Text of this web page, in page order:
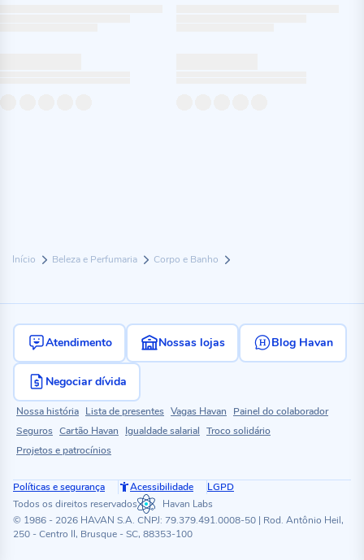
Início Beleza e Perfumaria Corpo e Banho
Atendimento Nossas lojas Blog Havan
Negociar dívida
Nossa história Lista de presentes Vagas Havan
Painel do colaborador
Seguros Cartão Havan Igualdade salarial Troco solidário
Projetos e patrocínios
Políticas e segurança Acessibilidade
LGPD
Todos os direitos reservados
Havan Labs
© 1986 - 2026 HAVAN S.A. CNPJ: 79.379.491.0008-50 | Rod. Antônio Heil,
250 - Centro II, Brusque - SC, 88353-100